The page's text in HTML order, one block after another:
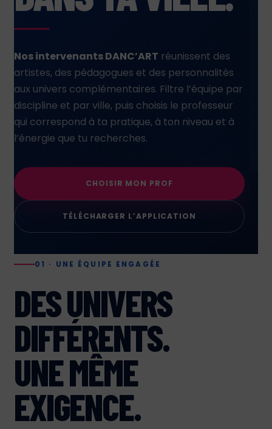
Nos intervenants DANC’ART réunissent des
artistes, des pédagogues et des personnalités
aux univers complémentaires. Filtre l’équipe par
discipline et par ville, puis choisis le professeur
qui correspond à ta pratique, à ton niveau et à
l’énergie que tu recherches.
CHOISIR MON PROF
TÉLÉCHARGER L’APPLICATION
01 · UNE ÉQUIPE ENGAGÉE
DES UNIVERS
DIFFÉRENTS.
UNE MÊME
EXIGENCE.